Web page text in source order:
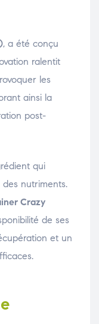
, a été conçu
ralentit
les
ainsi la
post-
qui
des nutriments.
Crazy
de ses
et un